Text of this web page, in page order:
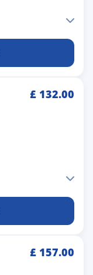
£ 132.00
£ 157.00